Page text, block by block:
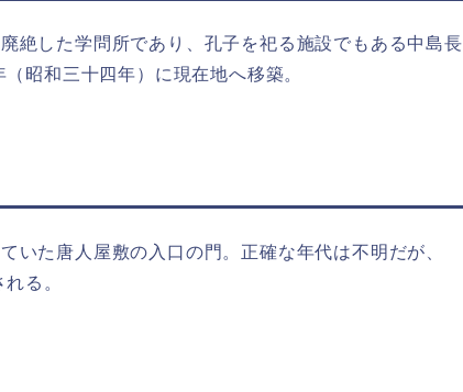
絶した学問所であり、孔子を祀る施設でもある中島長
昭和三十四年）に現在地へ移築。
いた唐人屋敷の入口の門。正確な年代は不明だが、
る。